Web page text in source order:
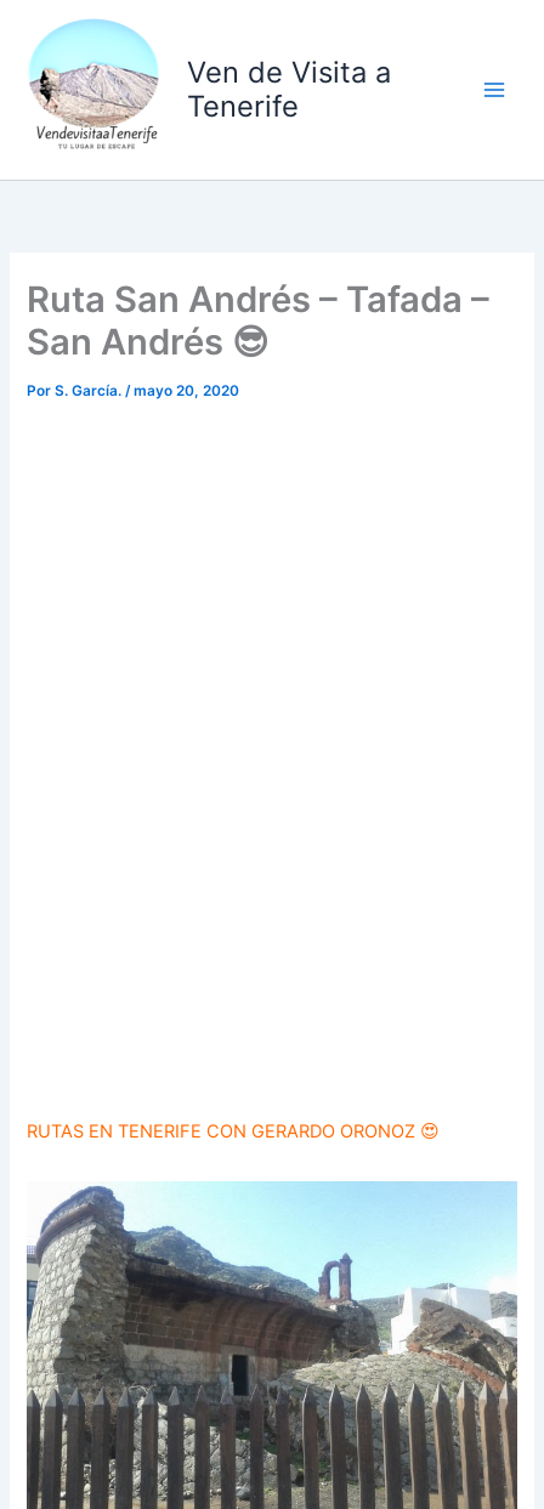
contenido
Ven de Visita a
Tenerife
Ruta San Andrés – Tafada –
San Andrés 😎
PorS. García./mayo 20, 2020
RUTAS EN TENERIFE CON GERARDO ORONOZ 😍